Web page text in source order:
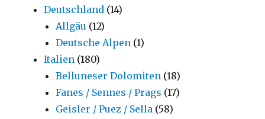
Deutschland (14)
Allgäu (12)
Deutsche Alpen (1)
Italien (180)
Belluneser Dolomiten (18)
Fanes / Sennes / Prags (17)
Geisler / Puez / Sella (58)